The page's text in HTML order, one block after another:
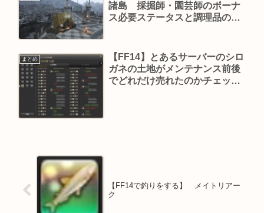
諸島 採掘師・園芸師のボーナ
ス必要ステータスと調理品の補
まとめ
【FF14】とあるサーバーのシロ
ガネの土地がメンテナンス前後
でどれだけ売れたのかチェック
【FF14で釣りをする】 メイトリアー
ク